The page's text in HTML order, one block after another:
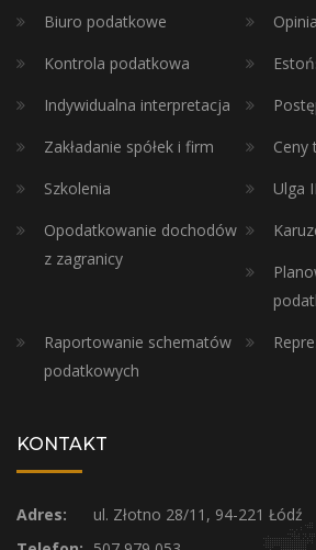
Biuro podatkowe
Kontrola podatkowa
Indywidualna interpretacja
Zakładanie spółek i firm
Ceny
Szkolenia
Ulga
Opodatkowanie dochodów
z zagranicy
Raportowanie schematów
podatkowych
KONTAKT
Adres:
ul. Złotno 28/11, 94-221 Łódź